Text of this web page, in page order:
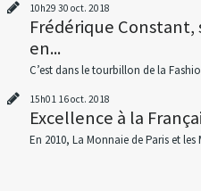
10h29 30 oct. 2018
Frédérique Constant,
en...
C’est dans le tourbillon de la
15h01 16oct. 2018
Excellence à la
En 2010, La Monnaie de Paris et les